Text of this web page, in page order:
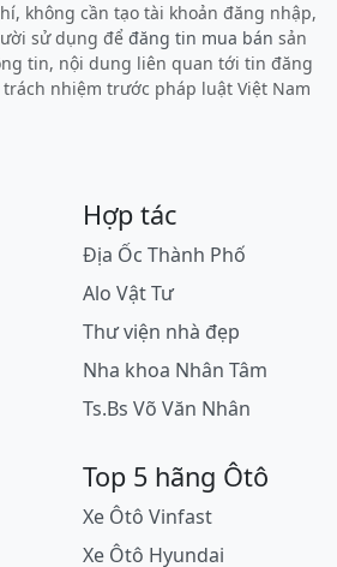
không cần tạo tài khoản đăng nhập,
sử dụng để đăng tin mua bán sản
tin, nội dung liên quan tới tin đăng
nhiệm trước pháp luật Việt Nam
Hợp tác
Địa Ốc Thành Phố
Alo Vật Tư
Thư viện nhà đẹp
Nha khoa Nhân Tâm
Ts.Bs Võ Văn Nhân
Top 5 hãng Ôtô
Xe Ôtô Vinfast
Xe Ôtô Hyundai